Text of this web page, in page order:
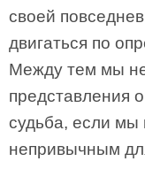
своей
двигаться по
Между тем мы
представления
судьба, если мы
непривычным